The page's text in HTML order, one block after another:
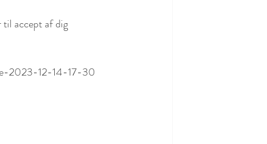
accept af dig
2023-12-14-17-30